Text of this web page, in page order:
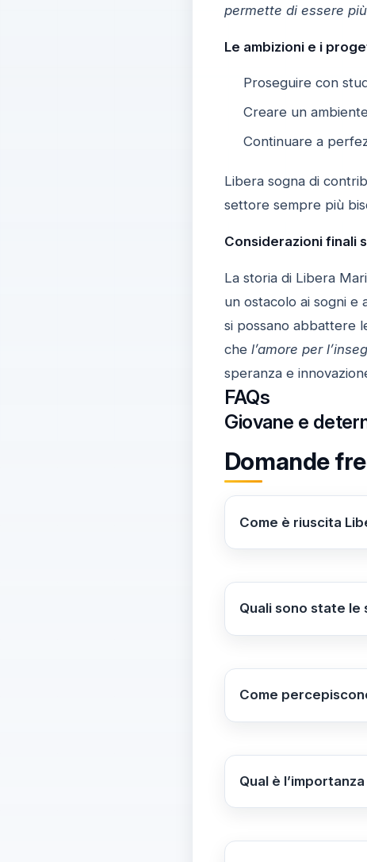
permette di essere
Le ambizioni e i
Proseguire con
Creare un
Continuare a
Libera sogna di
settore sempre più
Considerazioni finali
La storia di Libera
un ostacolo ai sogni e
si possano abbattere
che l’amore per
speranza e
FAQs
Giovane e
Domande
Come è riuscita
Libera ha
passione per
Quali sono state
Le principali sfide
insegnanti.
Come
Libera sente che,
collaborativi.
Qual è
Il percorso tecnico-